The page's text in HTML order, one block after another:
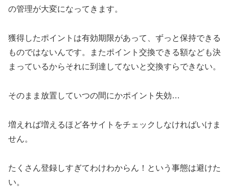
の管理が大変になってきます。
獲得したポイントは有効期限があって、ずっと保持できる
ものではないんです。またポイント交換できる額なども決
まっているからそれに到達してないと交換すらできない。
そのまま放置していつの間にかポイント失効…
増えれば増えるほど各サイトをチェックしなければいけま
せん。
たくさん登録しすぎてわけわからん！という事態は避けた
い。